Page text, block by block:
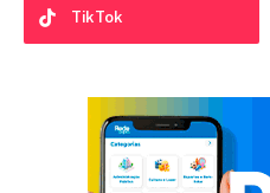
TikTok